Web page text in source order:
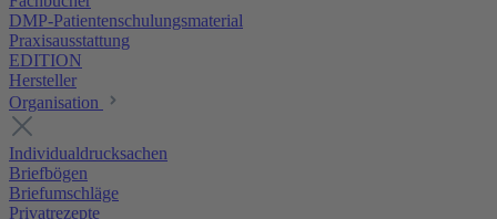
DMP-Patientenschulungsmaterial
Praxisausstattung
EDITION
Hersteller
Organisation
Individualdrucksachen
Briefbögen
Briefumschläge
Privatrezepte